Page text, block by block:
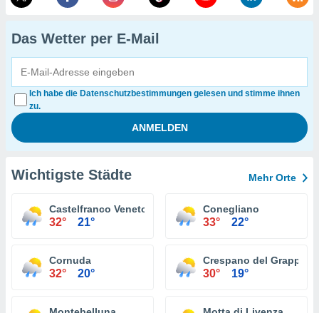
Das Wetter per E-Mail
Ich habe die Datenschutzbestimmungen gelesen und stimme ihnen
zu.
Wichtigste Städte Mehr Orte
Castelfranco Veneto
32° 21°
Conegliano
33° 22°
Cornuda
32° 20°
Crespano del Grappa
30° 19°